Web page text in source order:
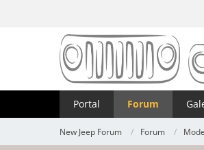
Portal Forum
New Jeep Forum Forum